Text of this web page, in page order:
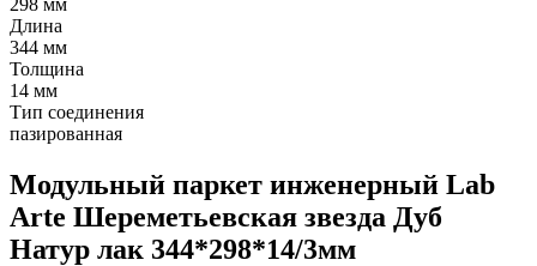
Длина
344 мм
Толщина
14 мм
Тип соединения
пазированная
Модульный паркет инженерный Lab
Arte Шереметьевская звезда Дуб
Натур лак 344*298*14/3мм